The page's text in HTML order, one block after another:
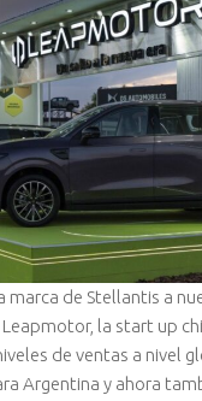
marca de Stellantis a
la start up
de ventas a nivel
Argentina y ahora